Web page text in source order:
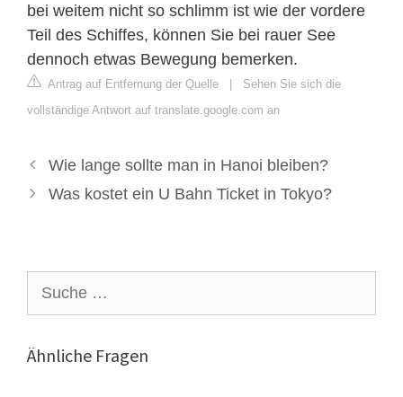
bei weitem nicht so schlimm ist wie der vordere
Teil des Schiffes, können Sie bei rauer See
dennoch etwas Bewegung bemerken.
Antrag auf Entfernung der Quelle | Sehen Sie sich die
vollständige Antwort auf translate.google.com an
Wie lange sollte man in Hanoi bleiben?
Was kostet ein U Bahn Ticket in Tokyo?
nach:
Ähnliche Fragen